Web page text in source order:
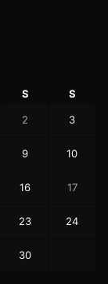
S S
2 3
9 10
16 17
23 24
30